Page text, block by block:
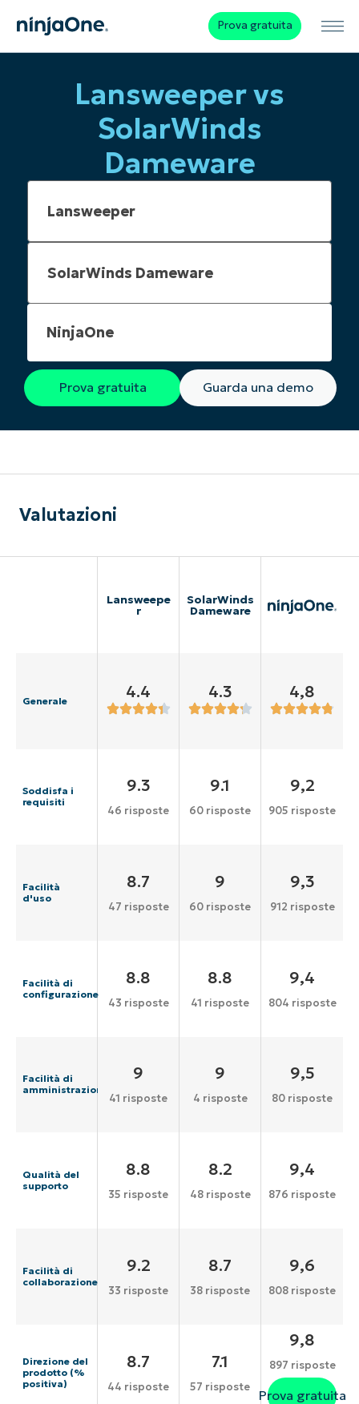
Prova gratuita
Lansweeper vs
SolarWinds
Dameware
NinjaOne
Prova gratuita Guarda una demo
Valutazioni
Lansweepe
r
SolarWinds
Dameware
Generale 4.4 4.3 4,8
Soddisfa i
requisiti
9.3
46 risposte
9.1
60 risposte
9,2
905 risposte
Facilità
d'uso
8.7
47 risposte
9
60 risposte
9,3
912 risposte
Facilità di
configurazione
8.8
43 risposte
8.8
41 risposte
9,4
804 risposte
Facilità di
amministrazione
9
41 risposte
9
4 risposte
9,5
80 risposte
Qualità del
supporto
8.8
35 risposte
8.2
48 risposte
9,4
876 risposte
Facilità di
collaborazione
9.2
33 risposte
8.7
38 risposte
9,6
808 risposte
Direzione del
prodotto (%
positiva)
8.7
44 risposte
7.1
57 risposte
9,8
897 risposte
Prova gratuita